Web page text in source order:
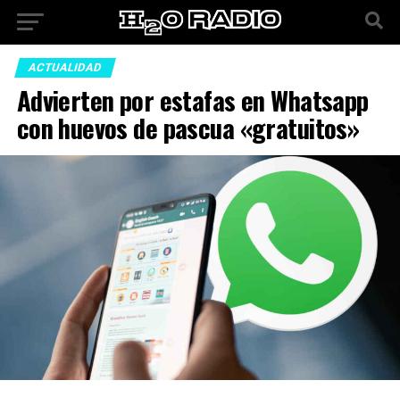
ACTUALIDAD
Advierten por estafas en Whatsapp
con huevos de pascua «gratuitos»